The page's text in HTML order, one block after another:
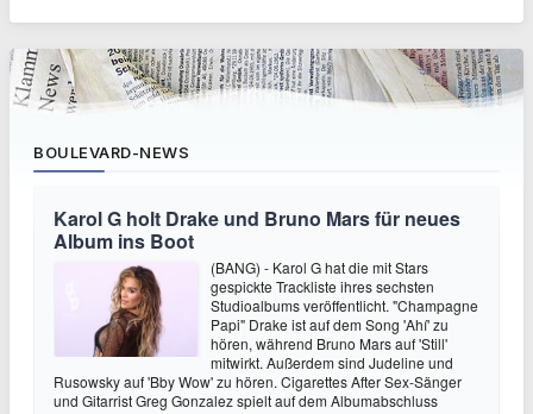
BOULEVARD-NEWS
Karol G holt Drake und Bruno Mars für neues
Album ins Boot
(BANG) - Karol G hat die mit Stars
gespickte Trackliste ihres sechsten
Studioalbums veröffentlicht. "Champagne
Papi" Drake ist auf dem Song 'Ahí' zu
hören, während Bruno Mars auf 'Still'
mitwirkt. Außerdem sind Judeline und
Rusowsky auf 'Bby Wow' zu hören. Cigarettes After Sex-Sänger
und Gitarrist Greg Gonzalez spielt auf dem Albumabschluss